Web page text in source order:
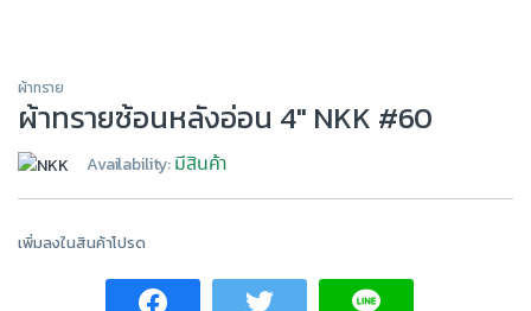
ผ้าทราย
ผ้าทรายซ้อนหลังอ่อน 4″ NKK #60
Availability:มีสินค้า
เพิ่มลงในสินค้าโปรด